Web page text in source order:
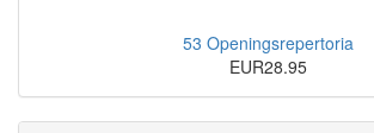
53 Openingsrepertoria
EUR28.95